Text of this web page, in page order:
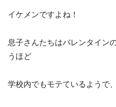
イケメンですよね！
息子さんたちはバレンタイン
うほど
学校内でもモテているようで、